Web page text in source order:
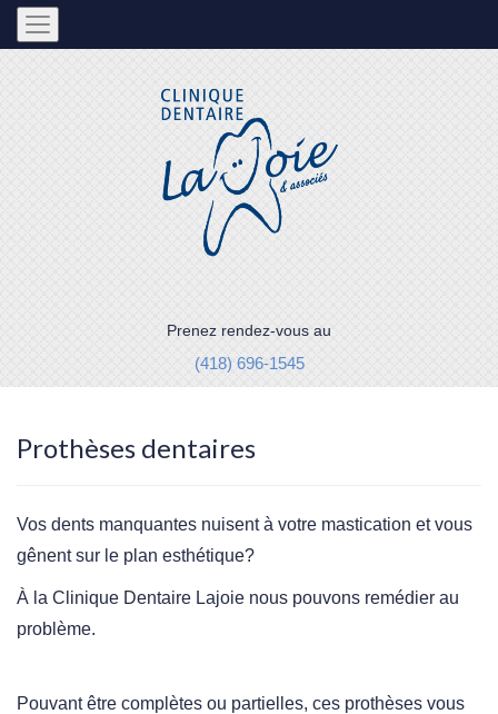
Prenez rendez-vous au
(418) 696-1545
Prothèses dentaires
Vos dents manquantes nuisent à votre mastication et vous
gênent sur le plan esthétique?
À la Clinique Dentaire Lajoie nous pouvons remédier au
problème.
Pouvant être complètes ou partielles, ces prothèses vous